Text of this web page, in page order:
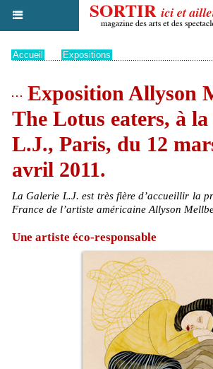
Accueil Expositions
Exposition Allyson
The Lotus eaters, à
L.J., Paris, du 12
avril 2011.
La Galerie L.J. est très fière d’accueillir la
France de l’artiste américaine Allyson
Une artiste éco-responsable